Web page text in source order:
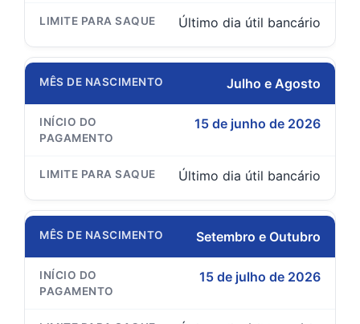
Último dia útil bancário
Julho e Agosto
15 de junho de 2026
Último dia útil bancário
Setembro e Outubro
15 de julho de 2026